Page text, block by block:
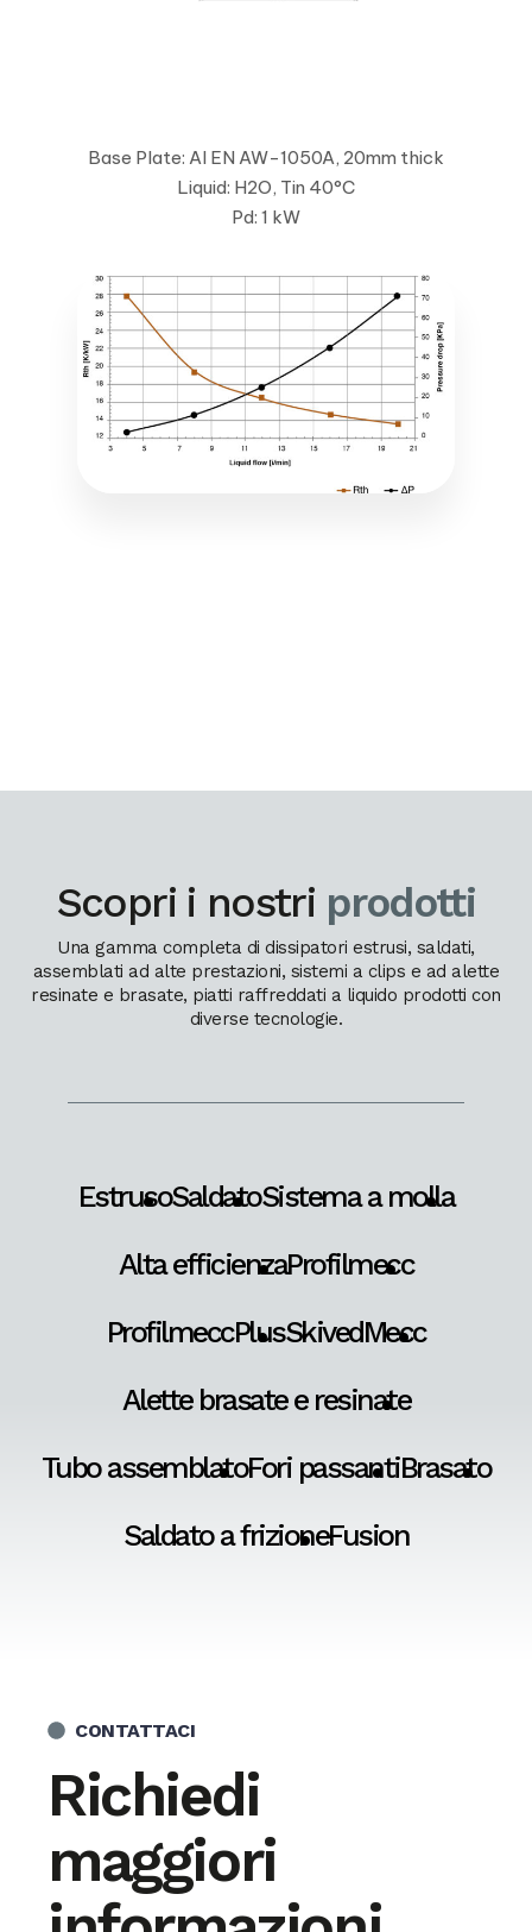
Base Plate: Al EN AW-1050A, 20mm thick
Liquid: H2O, Tin 40°C
Pd: 1 kW
Scopri i nostri prodotti
Una gamma completa di dissipatori estrusi, saldati,
assemblati ad alte prestazioni, sistemi a clips e ad alette
resinate e brasate, piatti raffreddati a liquido prodotti con
diverse tecnologie.
EstrusoSaldatoSistema a molla
Alta efficienzaProfilmecc
ProfilmeccPlusSkivedMecc
Alette brasate e resinate
Tubo assemblatoFori passantiBrasato
Saldato a frizioneFusion
CONTATTACI
Richiedi
maggiori